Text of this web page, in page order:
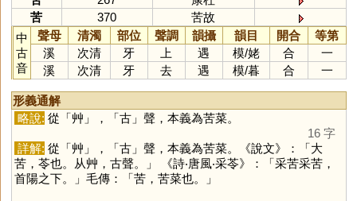
苦
370
苦故
中
古
音
聲母 清濁 部位 聲調 韻攝 韻目 開合
等第
溪
次清 牙 上 遇 模/姥 合
一
溪
次清 牙 去 遇 模/暮 合 一
形義通解
略說: 從「艸 」，「古」聲，本義為苦菜。
16 字
詳解: 從「艸 」，「古」聲，本義為苦菜。《說文》：「大
苦，苓也。从艸，古聲。」 《詩‧唐風‧采苓》：「采苦采苦，
首陽之下。」毛傳：「苦，苦菜也。」